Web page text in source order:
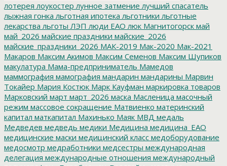
лотерея лоукостер лунное затмение лучший спасатель
лыжная гонка льготная ипотека льготники льготные
лекарства льготы ЛЭП люди ЕАО люк Магнитогорск май
май_2026 майские праздники майские_2026
майские_праздники_2026 МАК-2019 Мак-2020 Мак-2021
Макаров Максим Акимов Максим Семенов Максим Шупиков
макулатура Мама-предприниматель Мамедов
маммография мамография мандарин мандарины Марвин
Токайер Мария Костюк Марк Кауфман маркировка товаров
Марковский март март_2026 маска Масленица масочный
режим массовое сокращение Матвиенко материнский
капитал маткапитал Махинько Маяк МВД медаль
Медведев медведь медики Медицина медицина_ЕАО
медицинские маски медицинский класс медоборудование
медосмотр медработники медсестры международная
делегация международные отношения международный